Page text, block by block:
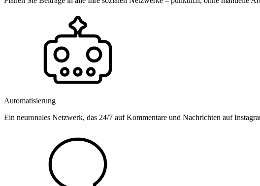
Automatisierung
Ein neuronales Netzwerk, das 24/7 auf Kommentare und Nachrichten auf